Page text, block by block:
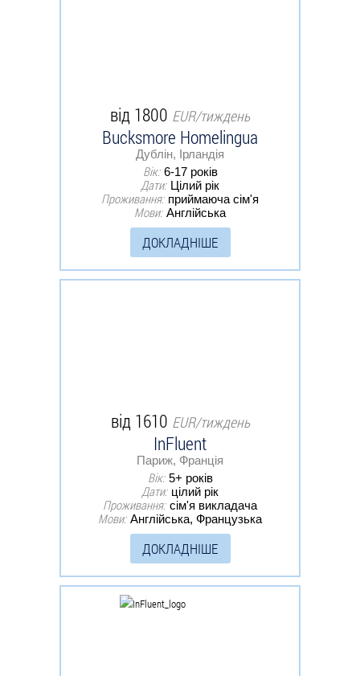
від 1800 EUR/тиждень
Bucksmore Homelingua
Дублін, Ірландія
Вік: 6-17 років
Дати: Цілий рік
Проживання: приймаюча сім'я
Мови: Англійська
ДОКЛАДНІШЕ
від 1610 EUR/тиждень
InFluent
Париж, Франція
Вік: 5+ років
Дати: цілий рік
Проживання: сім'я викладача
Мови: Англійська, Французька
ДОКЛАДНІШЕ